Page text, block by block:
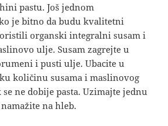
pastu. Još jednom
je bitno da budu kvalitetni
organski integralni susam i
ulje. Susam zagrejte u
i pusti ulje. Ubacite u
količinu susama i maslinovog
ne dobije pasta. Uzimajte jednu
na hleb.